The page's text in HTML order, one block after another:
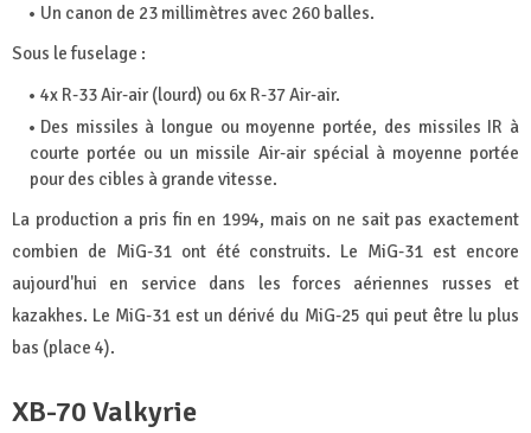
Un canon de 23 millimètres avec 260 balles.
Sous le fuselage :
4x R-33 Air-air (lourd) ou 6x R-37 Air-air.
Des missiles à longue ou moyenne portée, des missiles IR à
courte portée ou un missile Air-air spécial à moyenne portée
pour des cibles à grande vitesse.
La production a pris fin en 1994, mais on ne sait pas exactement
combien de MiG-31 ont été construits. Le MiG-31 est encore
aujourd'hui en service dans les forces aériennes russes et
kazakhes. Le MiG-31 est un dérivé du MiG-25 qui peut être lu plus
bas (place 4).
XB-70 Valkyrie